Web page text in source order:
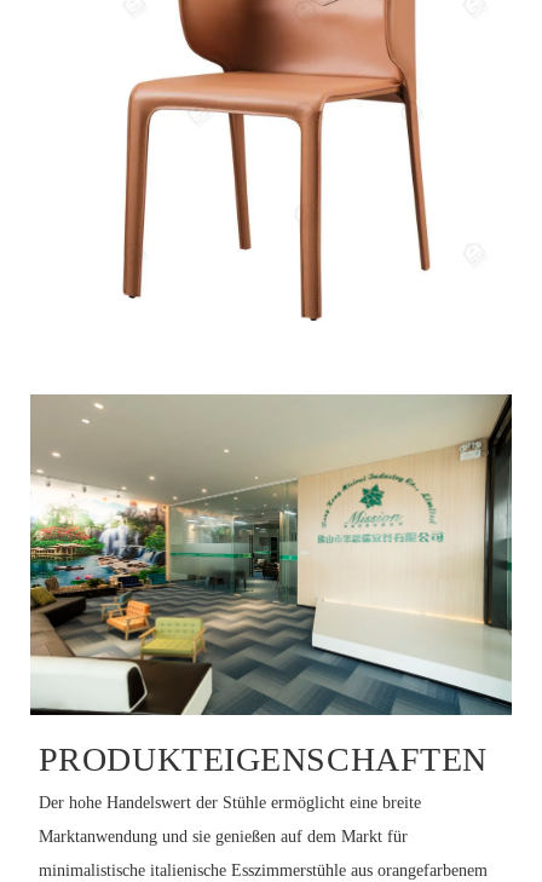
PRODUKTEIGENSCHAFTEN
Der hohe Handelswert der Stühle ermöglicht eine breite
Marktanwendung und sie genießen auf dem Markt für
minimalistische italienische Esszimmerstühle aus orangefarbenem